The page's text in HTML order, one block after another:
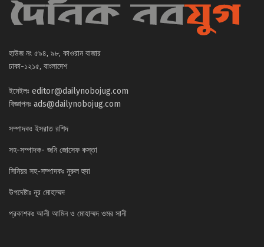
হাউজ নং ৫৯৪, ৯৮, কাওরান বাজার
ঢাকা-১২১৫, বাংলাদেশ
ইমেইলঃ editor@dailynobojug.com
বিজ্ঞাপনঃ ads@dailynobojug.com
সম্পাদকঃ ইসরাত রশিদ
সহ-সম্পাদক- জনি জোসেফ কস্তা
সিনিয়র সহ-সম্পাদকঃ নুরুল হুদা
উপদেষ্টাঃ নূর মোহাম্মদ
প্রকাশকঃ আলী আমিন ও মোহাম্মদ ওমর সানী